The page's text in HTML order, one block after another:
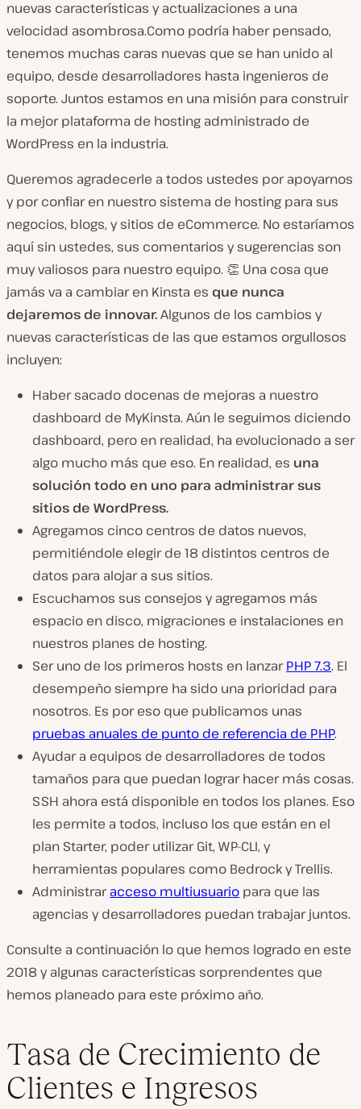
nuevas características y actualizaciones a una
velocidad asombrosa.Como podría haber pensado,
tenemos muchas caras nuevas que se han unido al
equipo, desde desarrolladores hasta ingenieros de
soporte. Juntos estamos en una misión para construir
la mejor plataforma de hosting administrado de
WordPress en la industria.
Queremos agradecerle a todos ustedes por apoyarnos
y por confiar en nuestro sistema de hosting para sus
negocios, blogs, y sitios de eCommerce. No estaríamos
aquí sin ustedes, sus comentarios y sugerencias son
muy valiosos para nuestro equipo. 👏 Una cosa que
jamás va a cambiar en Kinsta es que nunca
dejaremos de innovar.Algunos de los cambios y
nuevas características de las que estamos orgullosos
incluyen:
Haber sacado docenas de mejoras a nuestro
dashboard de MyKinsta. Aún le seguimos diciendo
dashboard, pero en realidad, ha evolucionado a ser
algo mucho más que eso. En realidad, es una
solución todo en uno para administrar sus
sitios de WordPress.
Agregamos cinco centros de datos nuevos,
permitiéndole elegir de 18 distintos centros de
datos para alojar a sus sitios.
Escuchamos sus consejos y agregamos más
espacio en disco, migraciones e instalaciones en
nuestros planes de hosting.
Ser uno de los primeros hosts en lanzarPHP 7.3. El
desempeño siempre ha sido una prioridad para
nosotros. Es por eso que publicamos unas
pruebas anuales de punto de referencia de PHP.
Ayudar a equipos de desarrolladores de todos
tamaños para que puedan lograr hacer más cosas.
SSH ahora está disponible en todos los planes. Eso
les permite a todos, incluso los que están en el
plan Starter, poder utilizar Git, WP-CLI, y
herramientas populares como Bedrock y Trellis.
Administraracceso multiusuario para que las
agencias y desarrolladores puedan trabajar juntos.
Consulte a continuación lo que hemos logrado en este
2018 y algunas características sorprendentes que
hemos planeado para este próximo año.
Tasa de Crecimiento de
Clientes e Ingresos